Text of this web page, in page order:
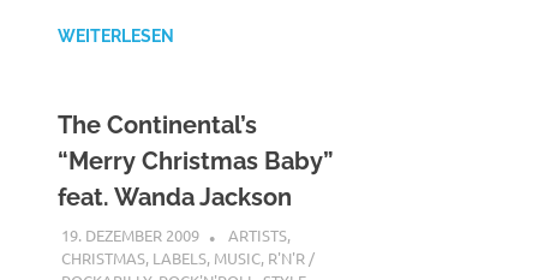
WEITERLESEN
The Continental’s
“Merry Christmas Baby”
feat. Wanda Jackson
19. DEZEMBER 2009 STEFANBRAUN
ARTISTS,
CHRISTMAS, LABELS, MUSIC, R'N'R /